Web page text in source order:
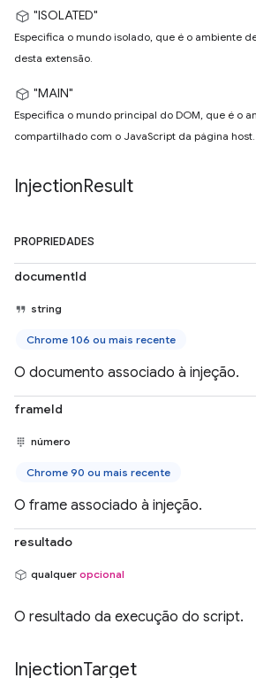
"ISOLATED"
Especifica o mundo isolado, que é o ambiente
desta extensão.
"MAIN"
Especifica o mundo principal do DOM, que é o
compartilhado com o JavaScript da página host.
InjectionResult
PROPRIEDADES
documentId
string
Chrome 106 ou mais recente
O documento associado à injeção.
frameId
número
Chrome 90 ou mais recente
O frame associado à injeção.
resultado
qualquer opcional
O resultado da execução do script.
InjectionTarget